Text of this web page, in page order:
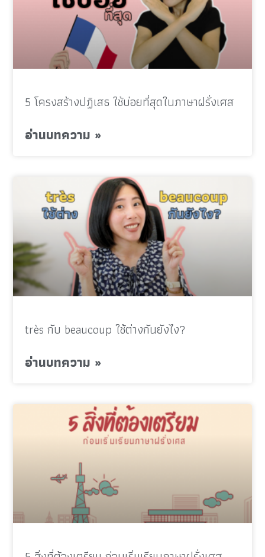
5 โครงสร้างปฏิเสธ ใช้บ่อยที่สุดในภาษาฝรั่งเศส
อ่านบทความ »
très กับ beaucoup ใช้ต่างกันยังไง?
อ่านบทความ »